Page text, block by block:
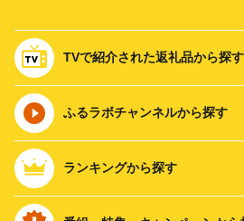
TVで紹介された返礼品から探す
ふるラボチャンネルから探す
ランキングから探す